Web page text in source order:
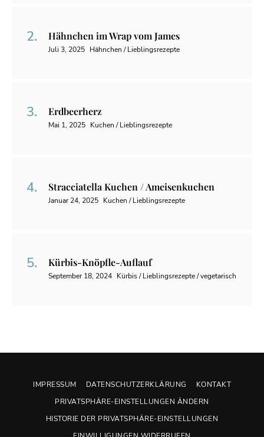
Hähnchen im Wrap vom James
Juli 3, 2025 Hähnchen / Lieblingsrezepte
Erdbeerherz
Mai 1, 2025 Kuchen / Lieblingsrezepte
Stracciatella Kuchen / Ameisenkuchen
Januar 24, 2025 Kuchen / Lieblingsrezepte
Kürbis-Knöpfle-Auflauf
September 18, 2024 Kürbis / Lieblingsrezepte / vegetarisch
IMPRESSUM DATENSCHUTZERKLÄRUNG
KONTAKT
PRIVATSPHÄRE-EINSTELLUNGEN ÄNDERN
HISTORIE DER PRIVATSPHÄRE-EINSTELLUNGEN